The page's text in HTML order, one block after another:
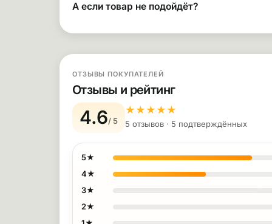
А если товар не подойдёт?
ОТЗЫВЫ ПОКУПАТЕЛЕЙ
Отзывы и рейтинг
4.6/ 5
★ ★ ★ ★ ★
5 отзывов · 5 подтверждённых
5★
4★
3★
2★